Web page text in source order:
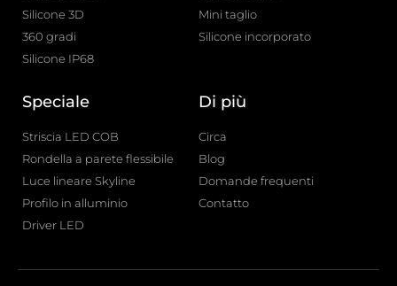
Silicone 3D
360 gradi
Silicone IP68
Mini taglio
Silicone incorporato
Speciale
Striscia LED COB
Rondella a parete flessibile
Luce lineare Skyline
Profilo in alluminio
Driver LED
Di più
Circa
Blog
Domande frequenti
Contatto